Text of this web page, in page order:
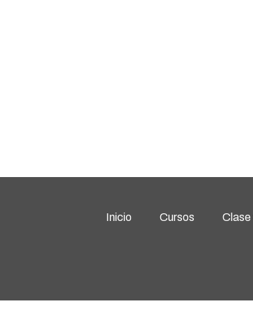
Inicio Cursos Clase